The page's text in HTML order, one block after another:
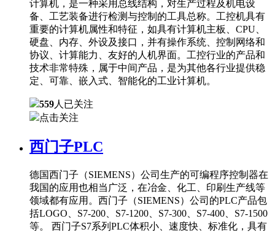
计算机，是一种采用总线结构，对生产过程及机电设
备、工艺装备进行检测与控制的工具总称。工控机具有
重要的计算机属性和特征，如具有计算机主板、CPU、
硬盘、内存、外设及接口，并有操作系统、控制网络和
协议、计算能力、友好的人机界面。工控行业的产品和
技术非常特殊，属于中间产品，是为其他各行业提供稳
定、可靠、嵌入式、智能化的工业计算机。
559人已关注
点击关注
西门子PLC
德国西门子（SIEMENS）公司生产的可编程序控制器在
我国的应用也相当广泛，在冶金、化工、印刷生产线等
领域都有应用。西门子（SIEMENS）公司的PLC产品包
括LOGO、S7-200、S7-1200、S7-300、S7-400、S7-1500
等。 西门子S7系列PLC体积小、速度快、标准化，具有